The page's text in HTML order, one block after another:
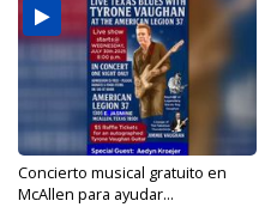
Concierto musical gratuito en
McAllen para ayudar...